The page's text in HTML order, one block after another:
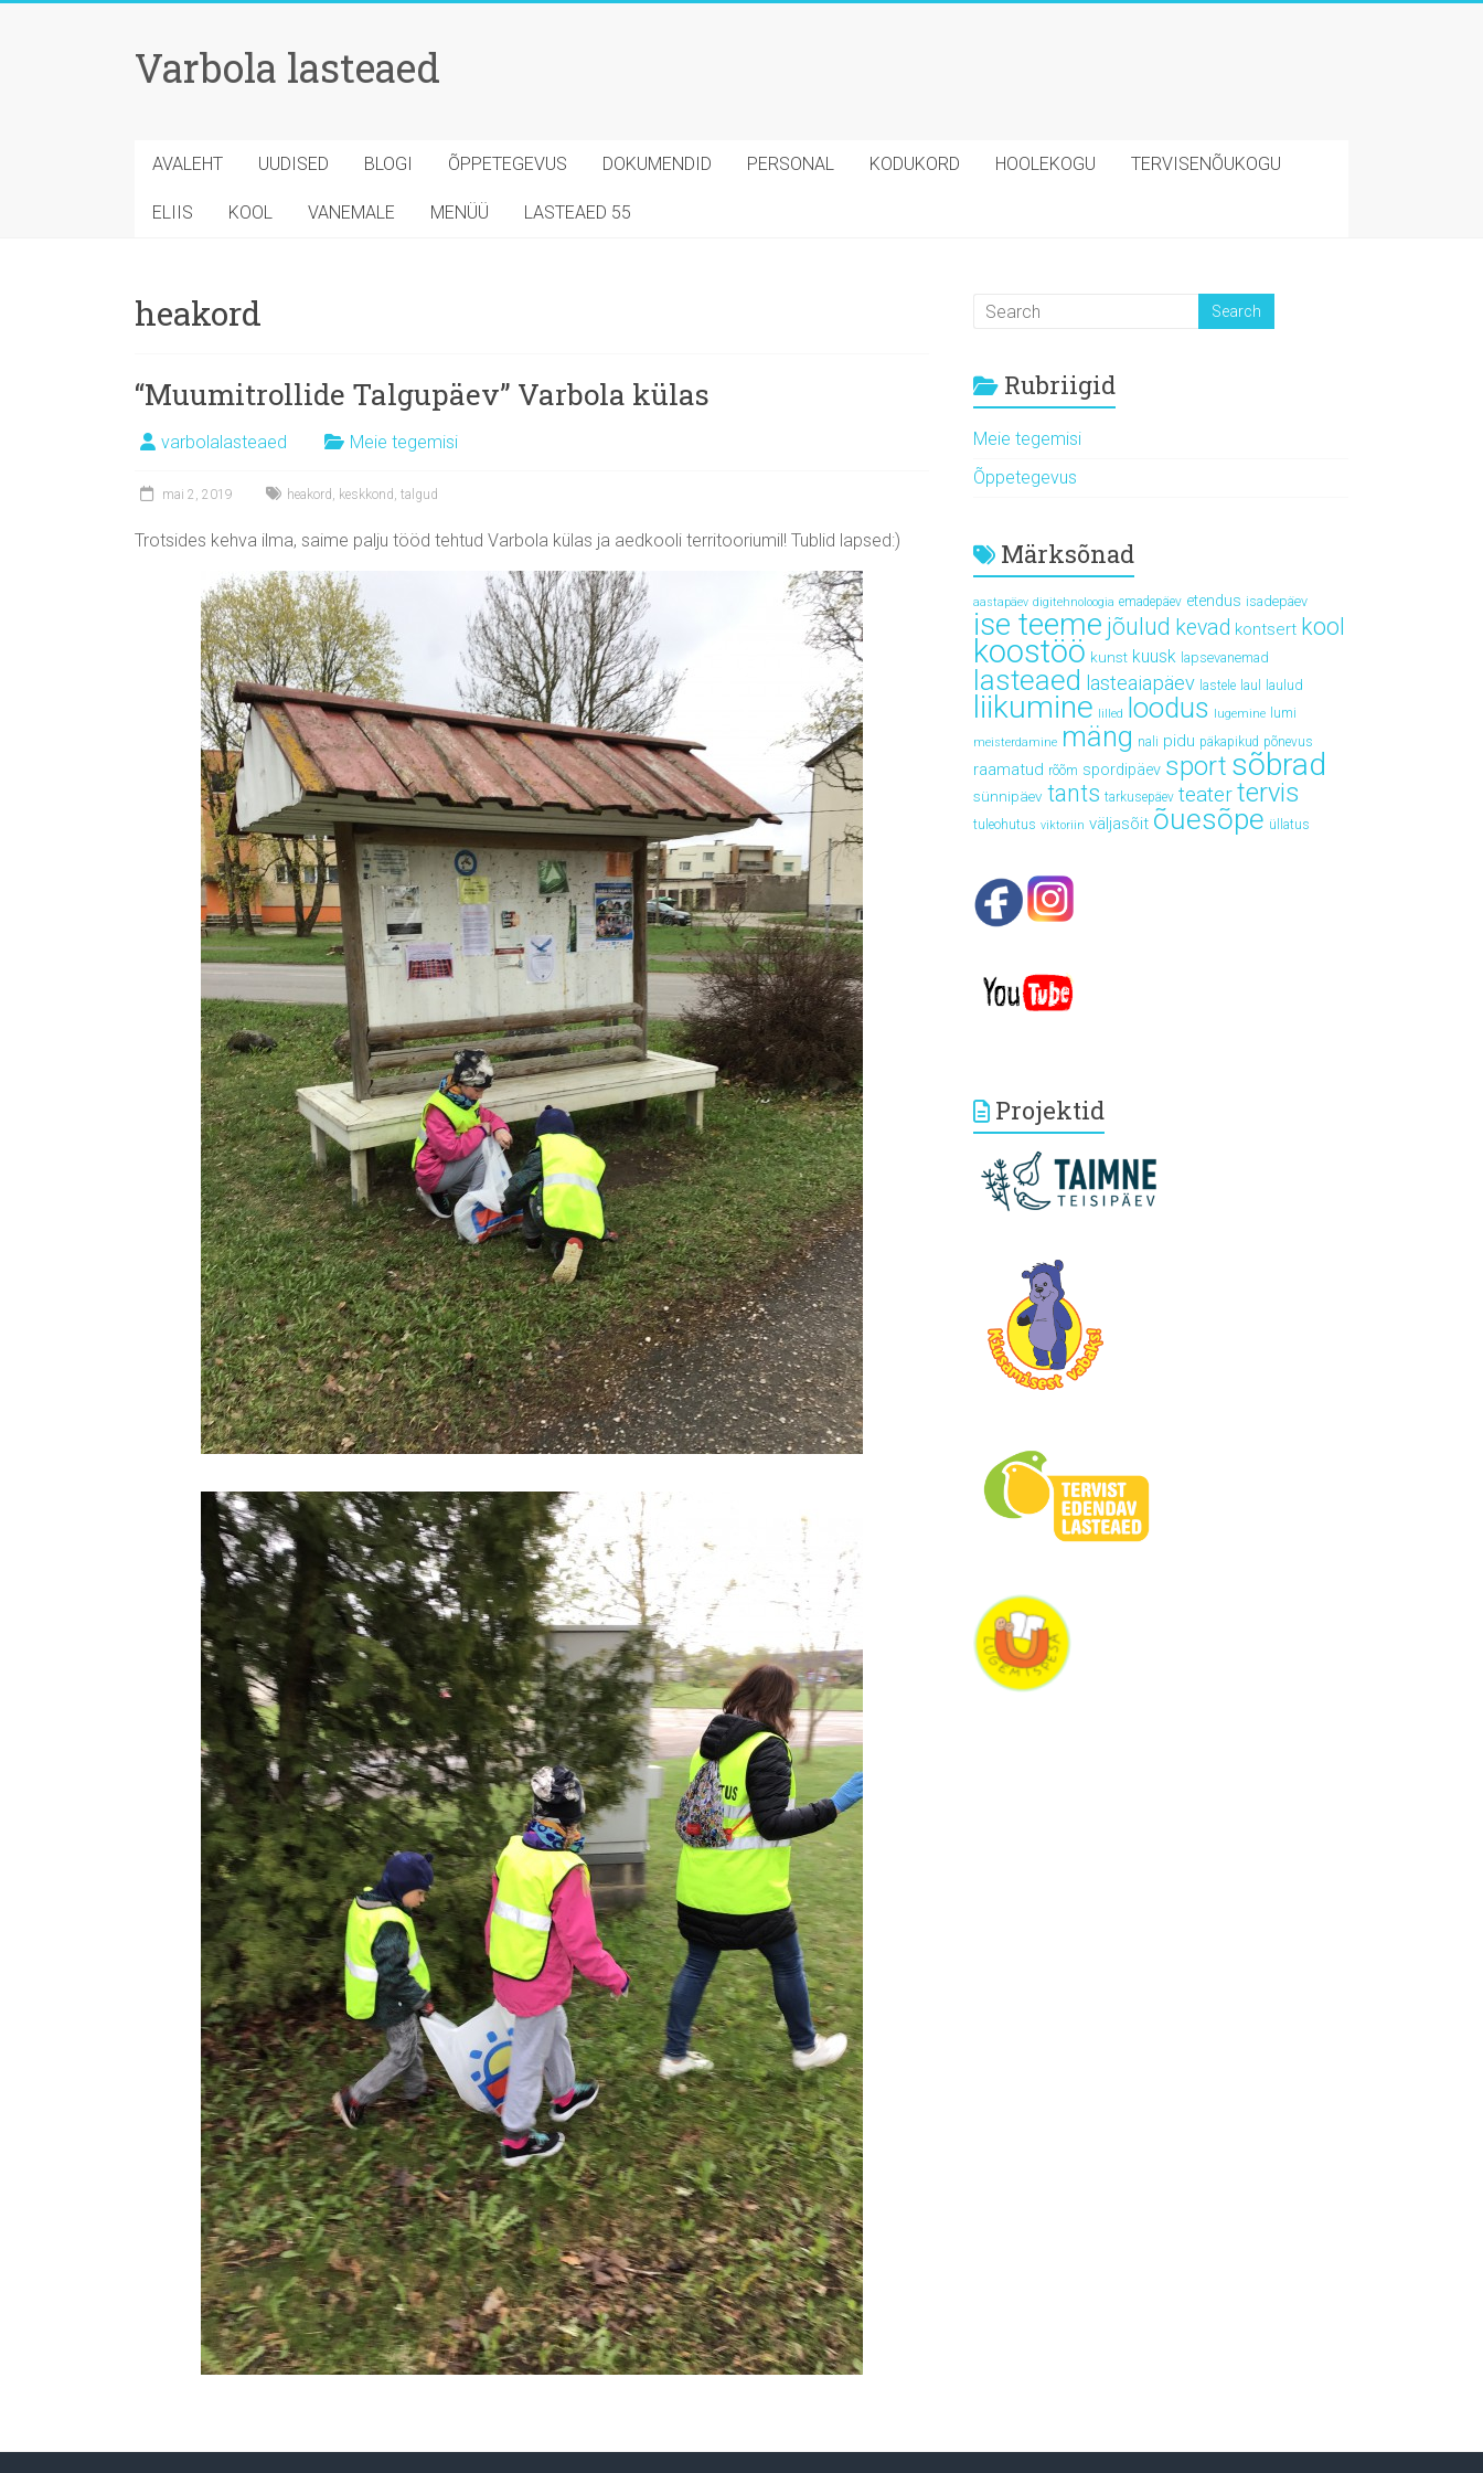
Varbola lasteaed
AVALEHT UUDISED BLOGI ÕPPETEGEVUS DOKUMENDID PERSONAL KODUKORD HOOLEKOGU TERVISENÕUKOGU
ELIIS KOOL VANEMALE MENÜÜ LASTEAED 55
heakord
“Muumitrollide Talgupäev” Varbola külas
varbolalasteaed Meie tegemisi
mai 2, 2019 heakord , keskkond , talgud
Trotsides kehva ilma, saime palju tööd tehtud Varbola külas ja aedkooli territooriumil! Tublid lapsed:)
Rubriigid
Meie tegemisi
Õppetegevus
Märksõnad
aastapäev digitehnoloogia emadepäev etendus isadepäev
ise teeme jõulud kevad kontsert kool
koostöö kunst kuusk lapsevanemad
lasteaed lasteaiapäev lastele laul laulud
liikumine lilled loodus lugemine lumi
meisterdamine mäng nali pidu päkapikud põnevus
raamatud rõõm spordipäev sport sõbrad
sünnipäev tants tarkusepäev teatertervis
tuleohutus viktoriin väljasõit õuesõpe üllatus
Projektid